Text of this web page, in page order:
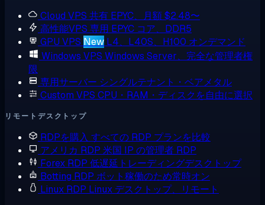
Cloud VPS 共有 EPYC、月額 $2.48〜
高性能VPS 専用 EPYC コア、DDR5
GPU VPS New L4、L40S、H100 オンデマンド
Windows VPS Windows Server、完全な管理者権
限
専用サーバー シングルテナント・ベアメタル
Custom VPS CPU・RAM・ディスクを自由に選択
リモートデスクトップ
RDPを購入 すべての RDP プランを比較
アメリカ RDP 米国 IP の管理者 RDP
Forex RDP 低遅延トレーディングデスクトップ
Botting RDP ボット稼働のため常時オン
Linux RDP Linux デスクトップ、リモート